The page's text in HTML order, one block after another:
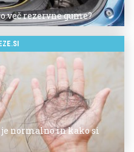
rezervne gume?
je normalno in kako si